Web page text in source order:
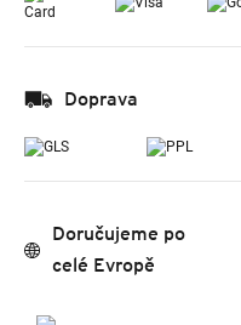
Doprava
Doručujeme po
celé Evropě